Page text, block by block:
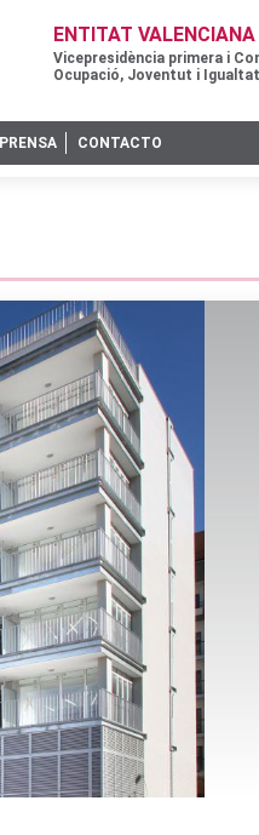
ENTITAT
Vicepresidència primera i
Ocupació, Joventut i Igualtat
PRENSA CONTACTO